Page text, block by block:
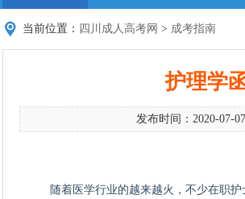
当前位置： 四川成人高考网 > 成考指南
护理学
发布时间：2020-07-
随着医学行业的越来越火，不少在职护